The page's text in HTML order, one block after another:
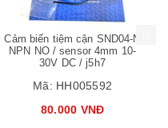
Cảm biến tiệm cận SND04-N
NPN NO / sensor 4mm 10-
30V DC / j5h7
Mã: HH005592
80.000 VNĐ